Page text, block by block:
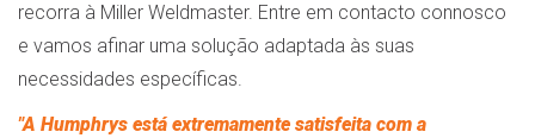
recorra à Miller Weldmaster. Entre em contacto connosco
e vamos afinar uma solução adaptada às suas
necessidades específicas.
"A Humphrys está extremamente satisfeita com a